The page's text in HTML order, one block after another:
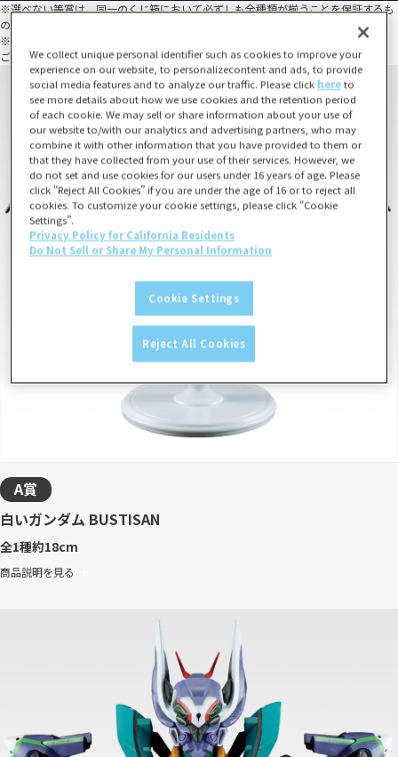
※選べない等賞は、同一のくじ箱において必ずしも全種類が揃うことを保証するも
のではありません。
※全種類数以上の数量が当たった場合でも、全種類が揃わないこともございます。
ご了承のうえお買い求めください。
A賞
白いガンダム BUSTISAN
全1種約18cm
商品説明を見る
We collect unique personal identifier such as cookies to improve your
experience on our website, to personalizecontent and ads, to provide
social media features and to analyze our traffic. Please click hereto
see more details about how we use cookies and the retention period
of each cookie. We may sell or share information about your use of
our website to/with our analytics and advertising partners, who may
combine it with other information that you have provided to them or
that they have collected from your use of their services. However, we
do not set and use cookies for our users under 16 years of age. Please
click “Reject All Cookies” if you are under the age of 16 or to reject all
cookies. To customize your cookie settings, please click “Cookie
Settings”.
Privacy Policy for California Residents
Do Not Sell or Share My Personal Information
Cookie Settings
Reject All Cookies